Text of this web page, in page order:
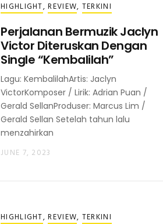
HIGHLIGHT,REVIEW, TERKINI
Perjalanan Bermuzik Jaclyn
Victor Diteruskan Dengan
Single “Kembalilah”
Lagu: KembalilahArtis: Jaclyn
VictorKomposer / Lirik: Adrian Puan /
Gerald SellanProduser: Marcus Lim /
Gerald Sellan Setelah tahun lalu
menzahirkan
JUNE 7, 2023
HIGHLIGHT,REVIEW, TERKINI